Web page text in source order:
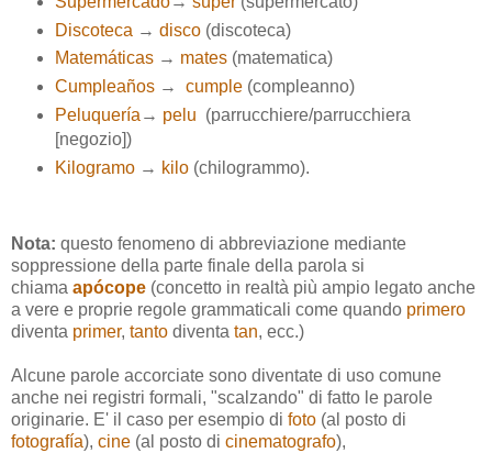
Discoteca → disco (discoteca)
Matemáticas → mates (matematica)
Cumpleaños → cumple (compleanno)
Peluquería → pelu (parrucchiere/parrucchiera
[negozio])
Kilogramo → kilo (chilogrammo).
Nota: questo fenomeno di abbreviazione mediante
soppressione della parte finale della parola si
chiama apócope (concetto in realtà più ampio legato anche
a vere e proprie regole grammaticali come quando primero
diventa primer, tanto diventa tan, ecc.)
Alcune parole accorciate sono diventate di uso comune
anche nei registri formali, "scalzando" di fatto le parole
originarie. E' il caso per esempio di foto (al posto di
fotografía), cine (al posto di cinematografo),